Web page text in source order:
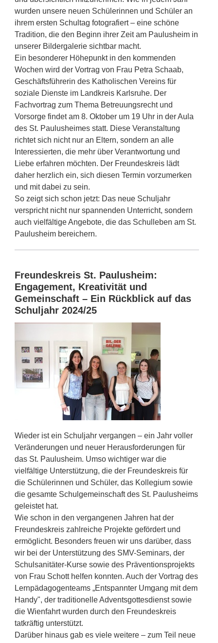
wurden unsere neuen Schülerinnen und Schüler an
ihrem ersten Schultag fotografiert – eine schöne
Tradition, die den Beginn ihrer Zeit am Paulusheim in
unserer Bildergalerie sichtbar macht.
Ein besonderer Höhepunkt in den kommenden
Wochen wird der Vortrag von Frau Petra Schaab,
Geschäftsführerin des Katholischen Vereins für
soziale Dienste im Landkreis Karlsruhe. Der
Fachvortrag zum Thema Betreuungsrecht und
Vorsorge findet am 8. Oktober um 19 Uhr in der Aula
des St. Paulusheimes statt. Diese Veranstaltung
richtet sich nicht nur an Eltern, sondern an alle
Interessierten, die mehr über Verantwortung und
Liebe erfahren möchten. Der Freundeskreis lädt
daher herzlich ein, sich diesen Termin vorzumerken
und mit dabei zu sein.
So zeigt sich schon jetzt: Das neue Schuljahr
verspricht nicht nur spannenden Unterricht, sondern
auch vielfältige Angebote, die das Schulleben am St.
Paulusheim bereichern.
Freundeskreis St. Paulusheim:
Engagement, Kreativität und
Gemeinschaft – Ein Rückblick auf das
Schuljahr 2024/25
Wieder ist ein Schuljahr vergangen – ein Jahr voller
Veränderungen und neuer Herausforderungen für
das St. Paulusheim. Umso wichtiger war die
vielfältige Unterstützung, die der Freundeskreis für
die Schülerinnen und Schüler, das Kollegium sowie
die gesamte Schulgemeinschaft des St. Paulusheims
geleistet hat.
Wie schon in den vergangenen Jahren hat der
Freundeskreis zahlreiche Projekte gefördert und
ermöglicht. Besonders freuen wir uns darüber, dass
wir bei der Unterstützung des SMV-Seminars, der
Schulsanitäter-Kurse sowie des Präventionsprojekts
von Frau Schott helfen konnten. Auch der Vortrag des
Lernpädagogenteams „Entspannter Umgang mit dem
Handy", der traditionelle Adventsgottesdienst sowie
die Wienfahrt wurden durch den Freundeskreis
tatkräftig unterstützt.
Darüber hinaus gab es viele weitere – zum Teil neue